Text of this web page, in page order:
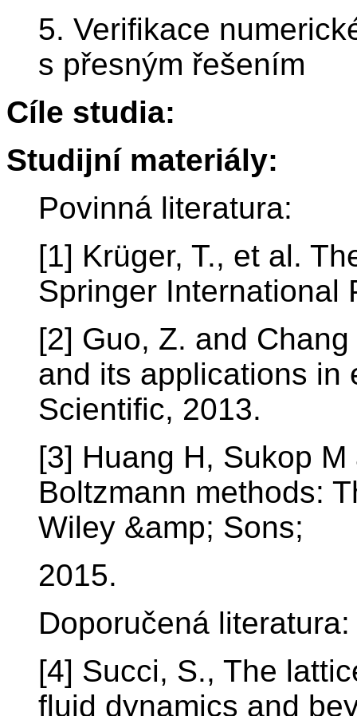
5. Verifikace
s přesným řešením
Cíle studia:
Studijní materiály:
Povinná literatura:
[1] Krüger, T., et al.
Springer International
[2] Guo, Z. and
and its applications in
Scientific, 2013.
[3] Huang H, Sukop
Boltzmann methods:
Wiley &amp; Sons;
2015.
Doporučená literatura:
[4] Succi, S., The
fluid dynamics and